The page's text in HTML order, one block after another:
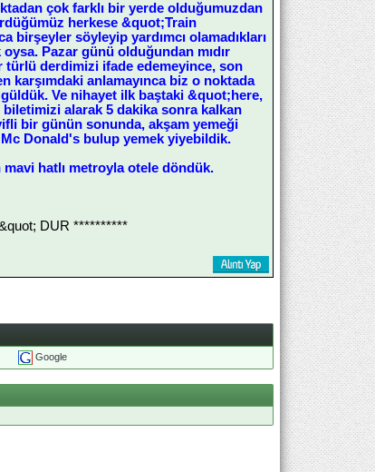
çok farklı bir yerde olduğumuzdan
herkese &quot;Train
birşeyler söyleyip yardımcı olamadıkları
Pazar günü olduğundan mıdır
türlü derdimizi ifade edemeyince, son
karşımdaki anlamayınca biz o noktada
Ve nihayet ilk baştaki &quot;here,
alarak 5 dakika sonra kalkan
bir günün sonunda, akşam yemeği
Donald's bulup yemek yiyebildik.
hatlı metroyla otele döndük.
DUR **********
Google